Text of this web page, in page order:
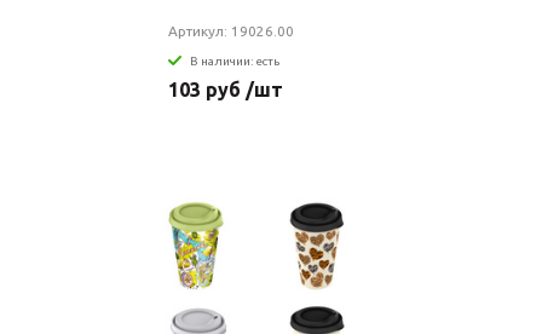
Артикул: 19026.00
В наличии: есть
103 руб /шт